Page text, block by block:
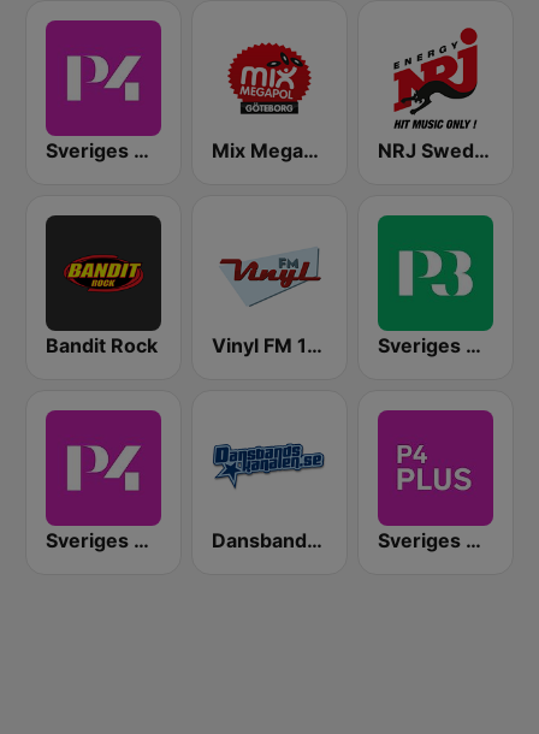
Sveriges Radio P4 Stockholm Mix Megapol Göteborg NRJ Sweden
Bandit Rock Vinyl FM 107 Sveriges Radio P3
Sveriges Radio P4 Göteborg Dansbandskanalen Sveriges Radio P4 Plus